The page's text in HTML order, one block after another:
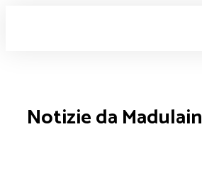
Notizie da Madulain